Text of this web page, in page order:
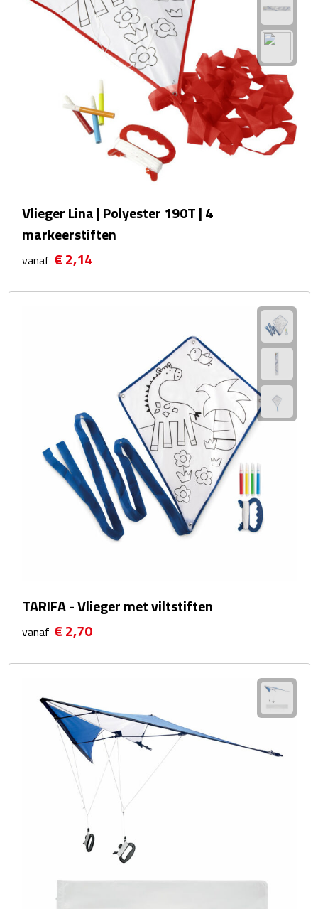
Reistassen & Trolleys
Reistas trolleys
Duffeltassen
Autotassen
Promo rugzakjes
Sport- & Recreatietassen
Koeltassen & koelboxen
Lunchtassen
Heuptassen
Matrozentassen
Opbergtasjes
Vlieger Lina | Polyester 190T | 4
markeerstiften
vanaf € 2,14
TARIFA - Vlieger met viltstiften
vanaf € 2,70